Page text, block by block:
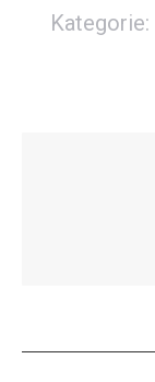
Kategorie: